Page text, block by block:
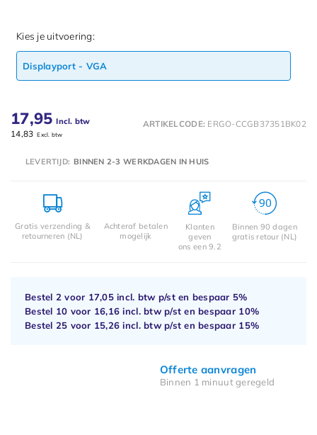
Kies je uitvoering:
Displayport - VGA
17,95 Incl. btw
14,83 Excl. btw
ARTIKELCODE: ERGO-CCGB37351BK02
LEVERTIJD: BINNEN 2-3 WERKDAGEN IN HUIS
Gratis verzending &
retourneren (NL)
Achteraf betalen
mogelijk
Klanten
geven
ons een 9.2
Binnen 90 dagen
gratis retour (NL)
Bestel 2 voor 17,05incl. btw p/st en bespaar 5%
Bestel 10 voor 16,16 incl. btw p/st en bespaar 10%
Bestel 25 voor 15,26 incl. btw p/st en bespaar 15%
Offerte aanvragen
Binnen 1 minuut geregeld